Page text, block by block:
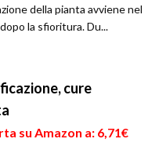
della pianta avviene nel
la sfioritura. Du...
cure
su Amazon a: 6,71€